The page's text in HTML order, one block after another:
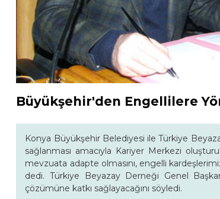
Büyükşehir'den Engellilere
Konya Büyükşehir Belediyesi ile Türkiye
sağlanması amacıyla Kariyer Merkezi
mevzuata adapte olmasını, engelli
dedi. Türkiye Beyazay Derneği Genel
çözümüne katkı sağlayacağını söyledi.